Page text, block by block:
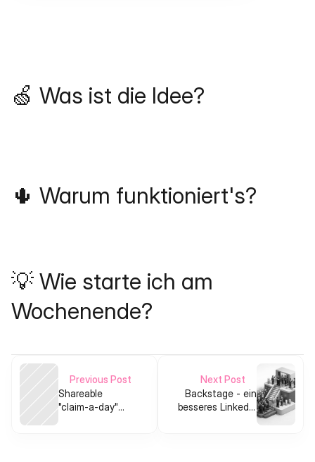
🍏 Was ist die Idee?
🌵 Warum funktioniert's?
💡 Wie starte ich am
Wochenende?
Previous Post
Shareable
"claim-a-day"
Next Post
Backstage - ein
besseres LinkedIn